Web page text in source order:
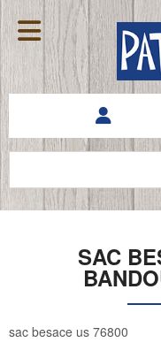
SAC
sac besace us 76800